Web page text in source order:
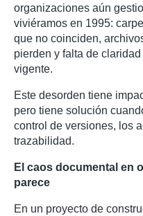
organizaciones aún
viviéramos en 1995:
que no coinciden,
pierden y falta de
vigente.
Este desorden tiene
pero tiene solución
control de versiones, los
trazabilidad.
El caos documental en
parece
En un proyecto de